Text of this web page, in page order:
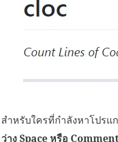
สำหรับใครที่กำลังหาโปรแ
ว่าง Space หรือ